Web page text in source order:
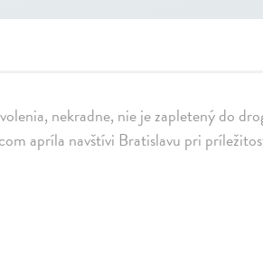
nekradne, nie je zapletený do
apríla navštívi Bratislavu pri